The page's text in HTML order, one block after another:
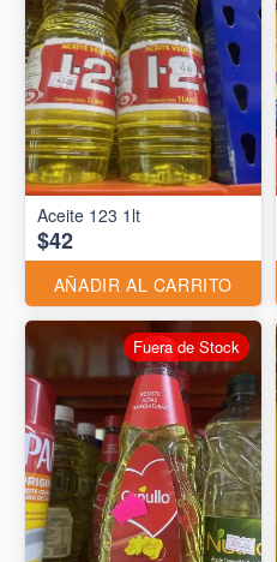
Aceite 123 1lt
$42
AÑADIR AL CARRITO
Fuera de Stock